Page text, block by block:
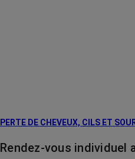
PERTE DE CHEVEUX, CILS ET
Rendez-vous individuel